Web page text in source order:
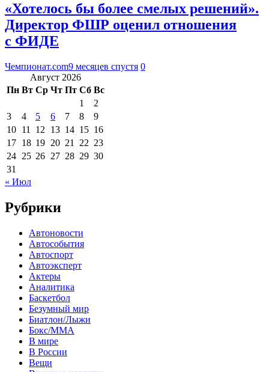
«Хотелось бы более смелых решений».
Директор ФШР оценил отношения
с ФИДЕ
Чемпионат.com9 месяцев спустя 0
Август 2026
Пн Вт Ср Чт Пт Сб Вс
1
2
3
4 5 6 7 8
9
10 11 12 13 14 15 16
17 18 19 20 21 22 23
24 25 26 27 28 29 30
31
« Июл
Рубрики
Автоновости
Автособытия
Автоспорт
Автоэксперт
Актеры
Аналитика
Баскетбол
Безумный мир
Биатлон/Лыжи
Бокс/MMA
В мире
В России
Вещи